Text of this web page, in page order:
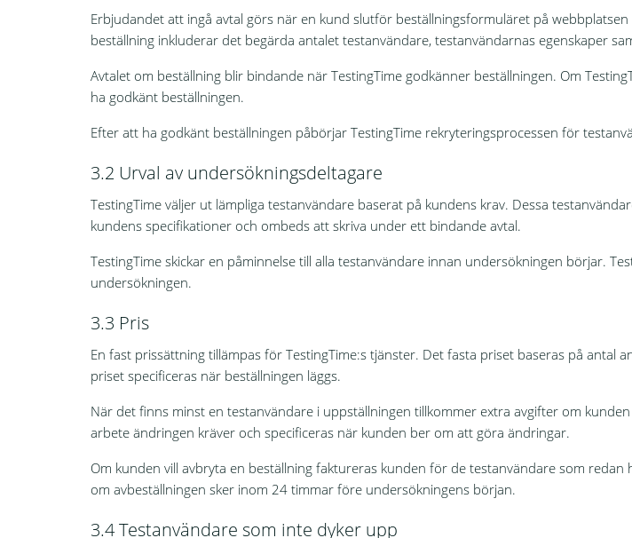
Erbjudandet att ingå avtal görs när en kund slutför beställningsformuläret på webbplatsen
beställning inkluderar det begärda antalet testanvändare, testanvändarnas egenskaper
Avtalet om beställning blir bindande när TestingTime godkänner beställningen. Om
ha godkänt beställningen.
Efter att ha godkänt beställningen påbörjar TestingTime rekryteringsprocessen för
3.2 Urval av undersökningsdeltagare
TestingTime väljer ut lämpliga testanvändare baserat på kundens krav. Dessa
kundens specifikationer och ombeds att skriva under ett bindande avtal.
TestingTime skickar en påminnelse till alla testanvändare innan undersökningen börjar.
undersökningen.
3.3 Pris
En fast prissättning tillämpas för TestingTime:s tjänster. Det fasta priset baseras på antal
priset specificeras när beställningen läggs.
När det finns minst en testanvändare i uppställningen tillkommer extra avgifter om
arbete ändringen kräver och specificeras när kunden ber om att göra ändringar.
Om kunden vill avbryta en beställning faktureras kunden för de testanvändare som
om avbeställningen sker inom 24 timmar före undersökningens början.
3.4 Testanvändare som inte dyker upp